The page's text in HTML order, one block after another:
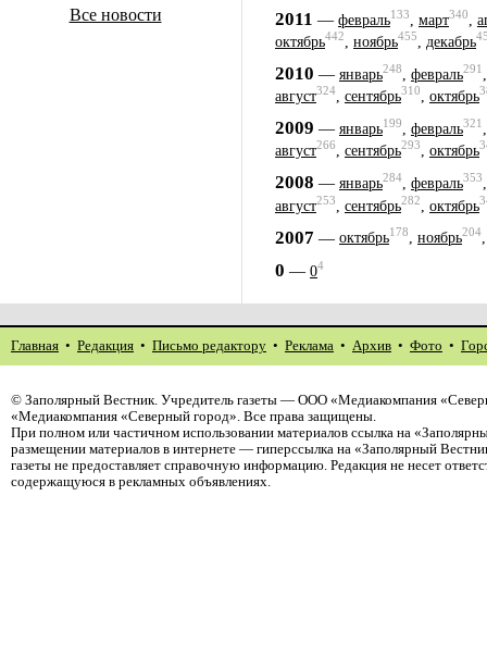
Все новости 2011 — февраль133 март340
октябрь442, ноябрь455, декабрь
2010 — январь248 февраль291
август324, сентябрь310, октябрь
2009 — январь199 февраль321
август266, сентябрь293, октябрь
2008 — январь284 февраль353
август253 сентябрь282 октябрь
2007 — октябрь178, ноябрь204
0 — 04
Главная • Редакция • Письмо редактору • Реклама • Архив • Фото •
© Заполярный Вестник. Учредитель газеты — ООО «Медиакомпания
«Медиакомпания «Северный город». Все права защищены.
При полном или частичном использовании материалов ссылка на
размещении материалов в интернете — гиперссылка на «Заполярный
газеты не предоставляет справочную информацию. Редакция не несет
содержащуюся в рекламных объявлениях.